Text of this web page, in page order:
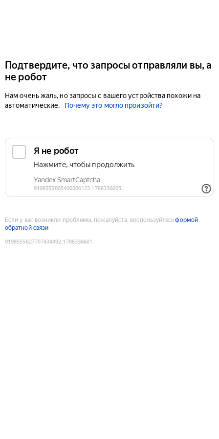
Подтвердите, что запросы отправляли вы, а
не робот
Нам очень жаль, но запросы с вашего устройства похожи на
автоматические.
Почему это могло произойти?
Если у вас возникли проблемы, пожалуйста, воспользуйтесьформой
обратной связи
9198555627707434492:1786336601